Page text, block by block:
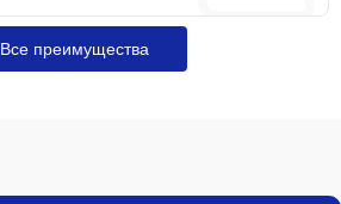
Все преимущества